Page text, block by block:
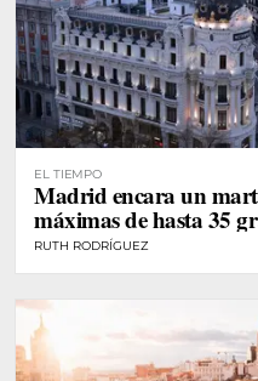
EL TIEMPO
Madrid encara un
máximas de hasta 35
RUTH RODRÍGUEZ